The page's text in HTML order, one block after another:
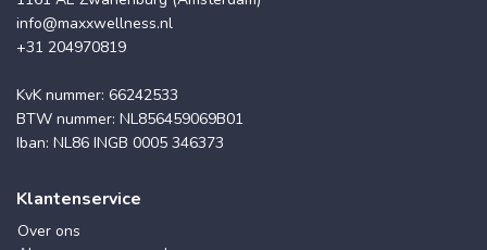
info@maxxwellness.nl
+31 204970819
KvK nummer: 66242533
BTW nummer: NL856459069B01
Iban: NL86 INGB 0005 346373
Klantenservice
Over ons